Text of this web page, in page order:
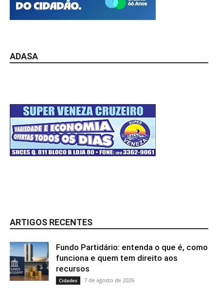
ADASA
ARTIGOS RECENTES
Fundo Partidário: entenda o que é, como
funciona e quem tem direito aos
recursos
Cidades 7 de agosto de 2026